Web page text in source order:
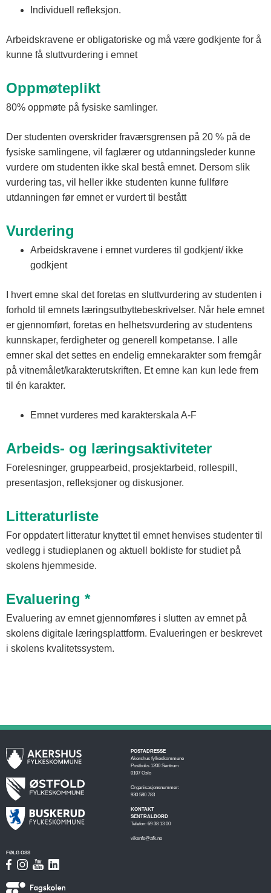
Individuell refleksjon.
Arbeidskravene er obligatoriske og må være godkjente for å
kunne få sluttvurdering i emnet
Oppmøteplikt
80% oppmøte på fysiske samlinger.
Der studenten overskrider fraværsgrensen på 20 % på de
fysiske samlingene, vil faglærer og utdanningsleder kunne
vurdere om studenten ikke skal bestå emnet. Dersom slik
vurdering tas, vil heller ikke studenten kunne fullføre
utdanningen før emnet er vurdert til bestått
Vurdering
Arbeidskravene i emnet vurderes til godkjent/ ikke
godkjent
I hvert emne skal det foretas en sluttvurdering av studenten i
forhold til emnets læringsutbyttebeskrivelser. Når hele emnet
er gjennomført, foretas en helhetsvurdering av studentens
kunnskaper, ferdigheter og generell kompetanse. I alle
emner skal det settes en endelig emnekarakter som fremgår
på vitnemålet/karakterutskriften. Et emne kan kun lede frem
til én karakter.
Emnet vurderes med karakterskala A-F
Arbeids- og læringsaktiviteter
Forelesninger, gruppearbeid, prosjektarbeid, rollespill,
presentasjon, refleksjoner og diskusjoner.
Litteraturliste
For oppdatert litteratur knyttet til emnet henvises studenter til
vedlegg i studieplanen og aktuell bokliste for studiet på
skolens hjemmeside.
Evaluering *
Evaluering av emnet gjennomføres i slutten av emnet på
skolens digitale læringsplattform. Evalueringen er beskrevet
i skolens kvalitetssystem.
POSTADRESSE
Akershus fylkeskommune
Postboks 1200 Sentrum
0107 Oslo
Organisasjonsnummer:
930 580 783
KONTAKT
SENTRALBORD
Telefon: 69 38 13 00
vikenfs@afk.no
FØLG OSS